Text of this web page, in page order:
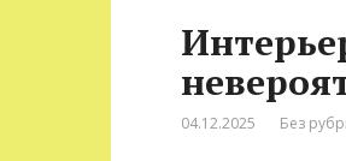
04.12.2025 Без